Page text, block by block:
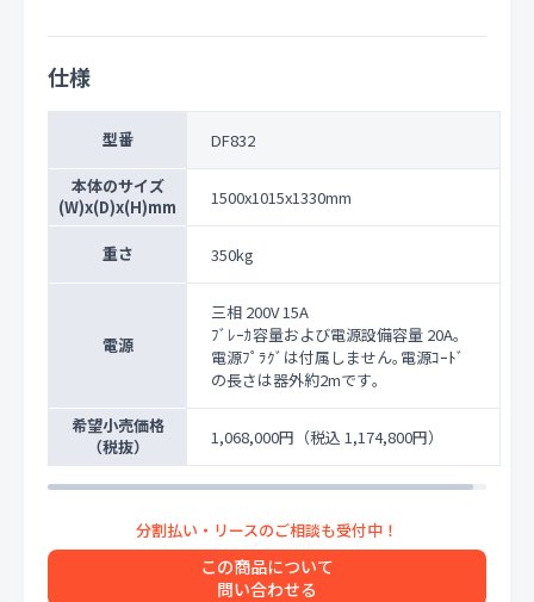
仕様
型番
DF832
本体のサイズ
(W)x(D)x(H)mm
1500x1015x1330mm
重さ 350kg
電源
三相 200V 15A
ﾌﾞﾚｰｶ容量および電源設備容量 20A｡
電源ﾌﾟﾗｸﾞは付属しません｡電源ｺｰﾄﾞ
の長さは器外約2mです｡
希望小売価格
（税抜）
1,068,000円 （税込 1,174,800円）
この商品について
問い合わせる